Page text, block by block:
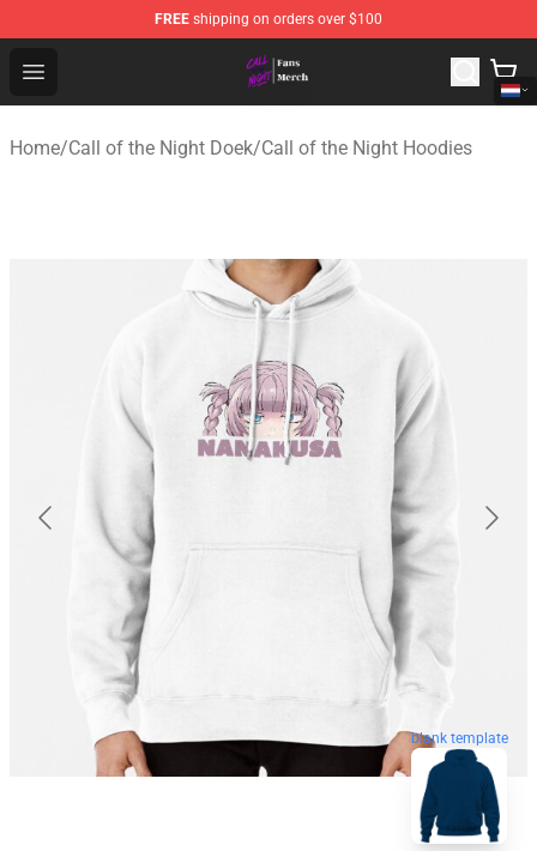
FREE shipping on orders over $100
Open menu
Call of the Night Store - Official Call of the Night
Home/Call of the Night Doek/Call of the Night Hoodies
blank template